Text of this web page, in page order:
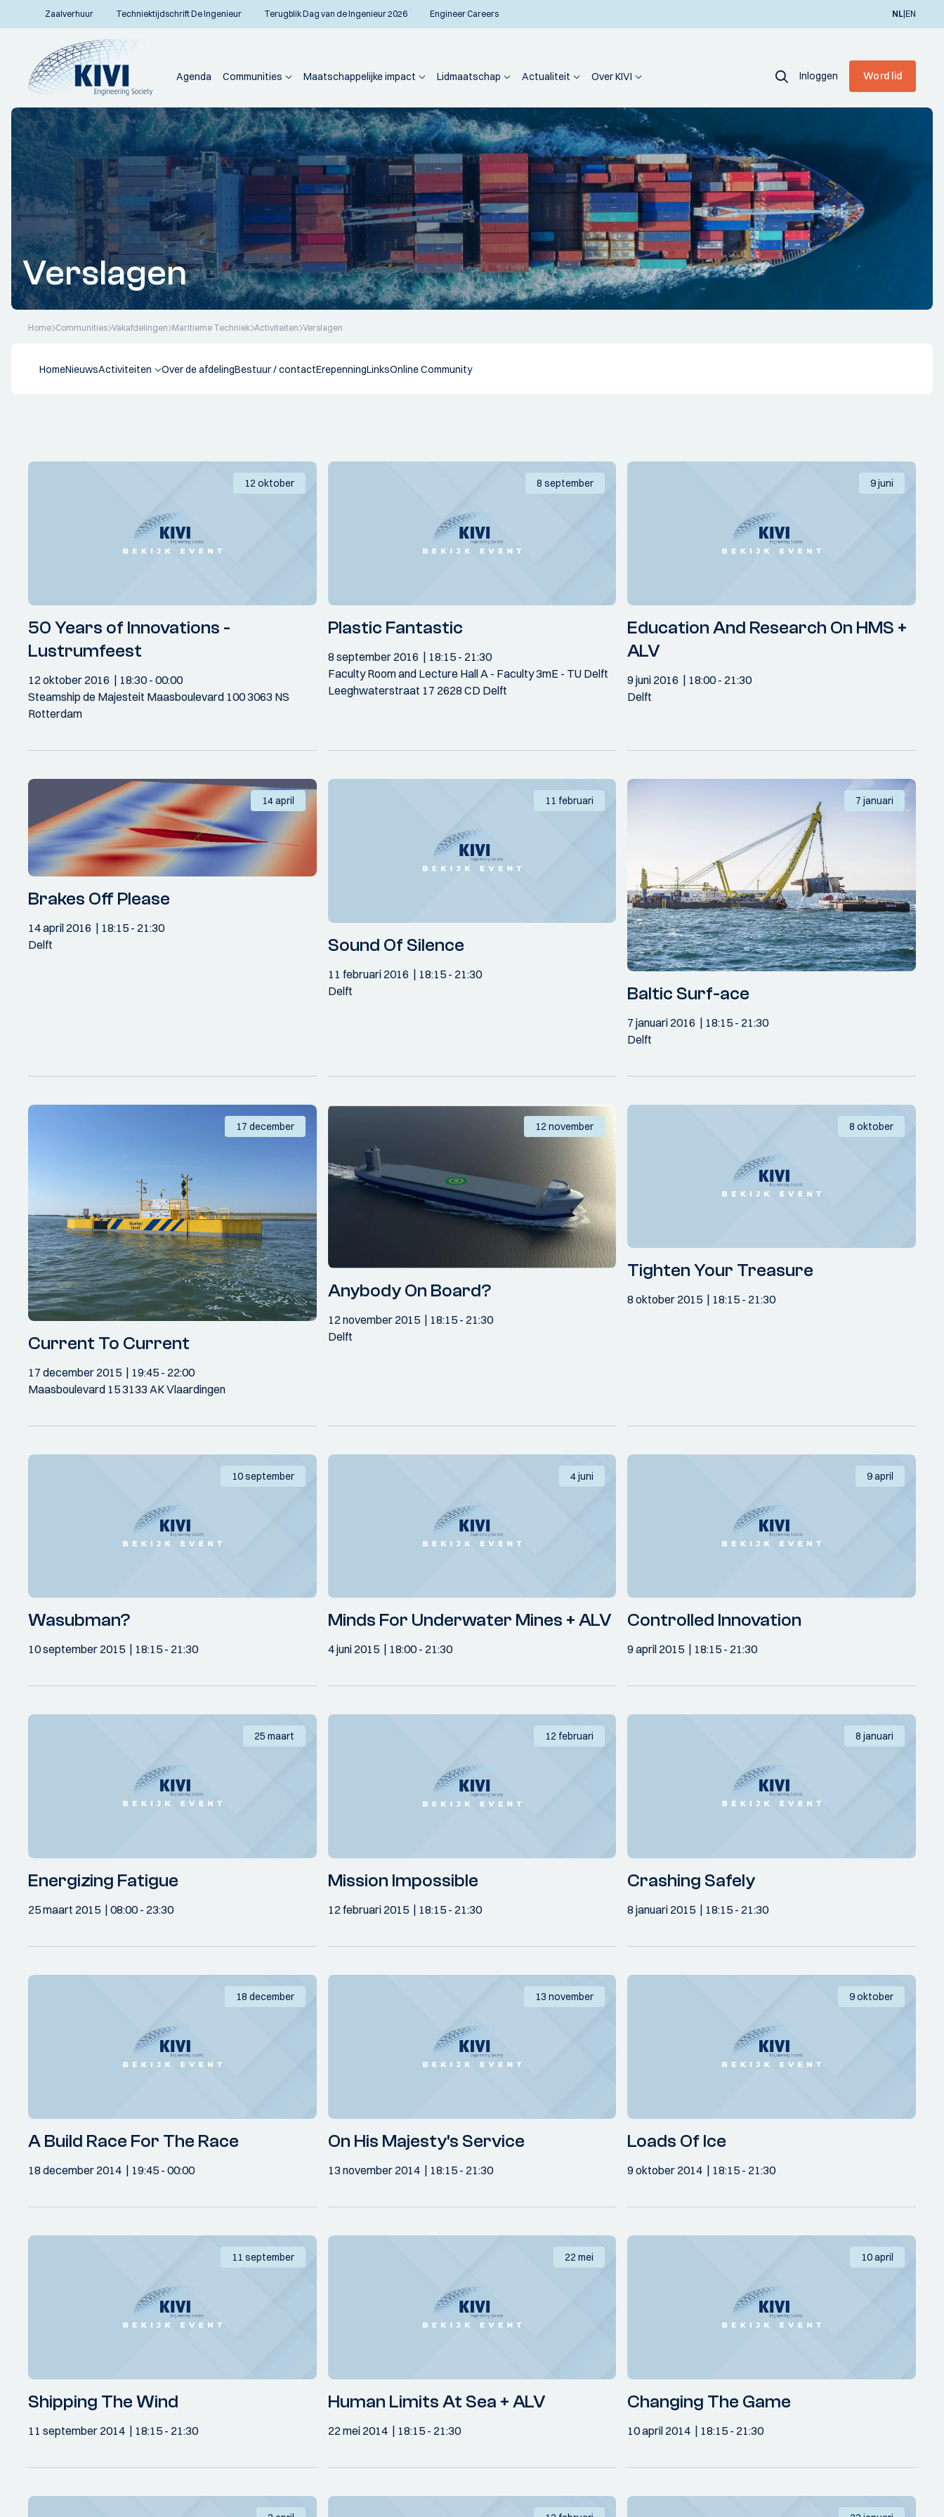
Zaalverhuur Techniektijdschrift De Ingenieur Terugblik Dag van de Ingenieur 2026 Engineer Careers NL|EN
Agenda Communities Maatschappelijke impact Lidmaatschap Actualiteit Over KIVI Inloggen Word lid
Verslagen
Home Communities Vakafdelingen Maritieme Techniek Activiteiten Verslagen
HomeNieuwsActiviteiten Over de afdelingBestuur / contactErepenningLinksOnline Community
12 oktober
50 Years of Innovations -
Lustrumfeest
12 oktober 2016 18:30- 00:00
Steamship de Majesteit Maasboulevard 100 3063 NS
Rotterdam
8 september
Plastic Fantastic
8 september 2016 18:15- 21:30
Faculty Room and Lecture Hall A - Faculty 3mE - TU Delft
Leeghwaterstraat 17 2628 CD Delft
9 juni
Education And Research On HMS +
ALV
9 juni 2016 18:00- 21:30
Delft
14 april
Brakes Off Please
14 april 2016 18:15 - 21:30
Delft
11 februari
Sound Of Silence
11 februari 2016 18:15- 21:30
Delft
7 januari
Baltic Surf-ace
7 januari 2016 18:15 - 21:30
Delft
17 december
Current To Current
17 december 2015 19:45 - 22:00
Maasboulevard 15 3133 AK Vlaardingen
12 november
Anybody On Board?
12 november 2015 18:15- 21:30
Delft
8 oktober
Tighten Your Treasure
8 oktober 2015 18:15 - 21:30
10 september
Wasubman?
10 september 2015 18:15 - 21:30
4 juni
Minds For Underwater Mines + ALV
4 juni 2015 18:00- 21:30
9 april
Controlled Innovation
9 april 2015 18:15 - 21:30
25 maart
Energizing Fatigue
25 maart 2015 08:00- 23:30
12 februari
Mission Impossible
12 februari 2015 18:15- 21:30
8 januari
Crashing Safely
8 januari 2015 18:15 - 21:30
18 december
A Build Race For The Race
18 december 2014 19:45 - 00:00
13 november
On His Majesty's Service
13 november 2014 18:15- 21:30
9 oktober
Loads Of Ice
9 oktober 2014 18:15 - 21:30
11 september
Shipping The Wind
11 september 2014 18:15 - 21:30
22 mei
Human Limits At Sea + ALV
22 mei 2014 18:15- 21:30
10 april
Changing The Game
10 april 2014 18:15 - 21:30